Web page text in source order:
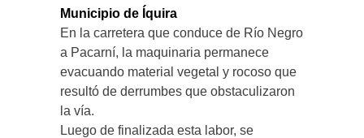
Municipio de Íquira
En la carretera que conduce de Río Negro
a Pacarní, la maquinaria permanece
evacuando material vegetal y rocoso que
resultó de derrumbes que obstaculizaron
la vía.
Luego de finalizada esta labor, se